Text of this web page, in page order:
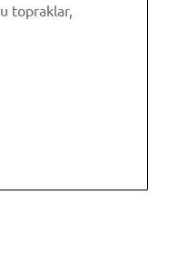
topraklar,